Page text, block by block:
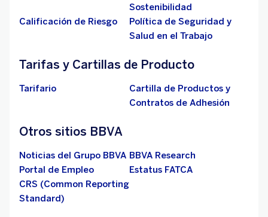
Sostenibilidad
Calificación de Riesgo
Política de Seguridad y
Salud en el Trabajo
Tarifas y Cartillas de Producto
Tarifario
Cartilla de Productos y
Contratos de Adhesión
Otros sitios BBVA
Noticias del Grupo BBVA BBVA Research
Portal de Empleo
Estatus FATCA
CRS (Common Reporting
Standard)